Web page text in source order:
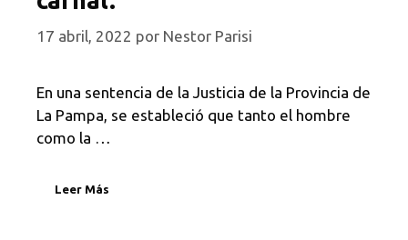
17 abril, 2022 por Nestor Parisi
En una sentencia de la Justicia de la Provincia de
La Pampa, se estableció que tanto el hombre
como la …
Leer Más